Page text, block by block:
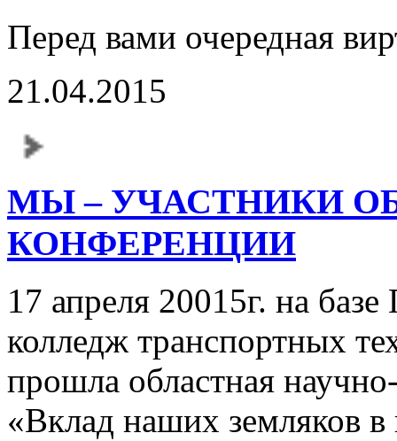
Перед вами очередная
21.04.2015
МЫ – УЧАСТНИКИ
КОНФЕРЕНЦИИ
17 апреля 20015г. на
колледж транспортных
прошла областная
«Вклад наших земляков